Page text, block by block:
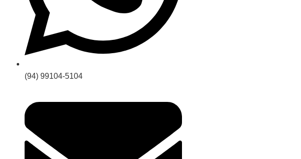
(94) 99104-5104